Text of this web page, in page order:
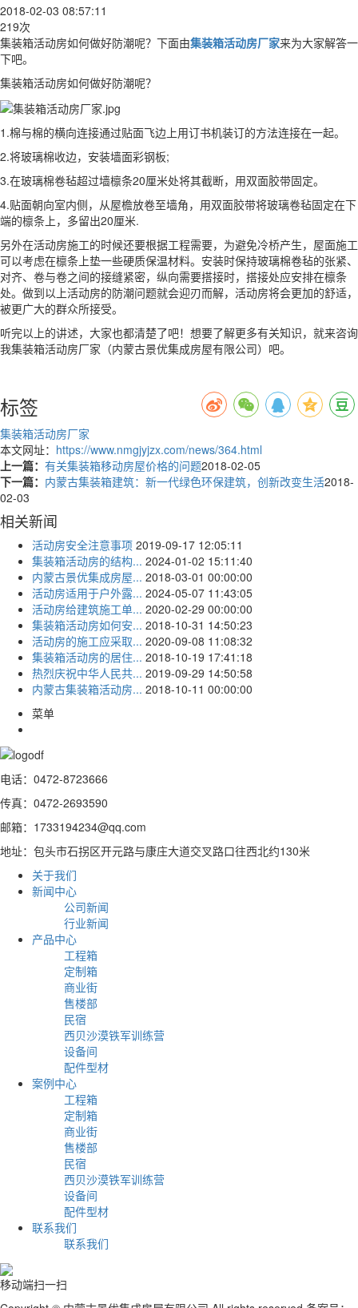
2018-02-03 08:57:11
219次
集装箱活动房如何做好防潮呢？下面由集装箱活动房厂家来为大家解答一
下吧。
集装箱活动房如何做好防潮呢？
1.棉与棉的横向连接通过贴面飞边上用订书机装订的方法连接在一起。
2.将玻璃棉收边，安装墙面彩钢板;
3.在玻璃棉卷毡超过墙檩条20厘米处将其截断，用双面胶带固定。
4.贴面朝向室内侧，从屋檐放卷至墙角，用双面胶带将玻璃卷毡固定在下
端的檩条上，多留出20厘米.
另外在活动房施工的时候还要根据工程需要，为避免冷桥产生，屋面施工
可以考虑在檩条上垫一些硬质保温材料。安装时保持玻璃棉卷毡的张紧、
对齐、卷与卷之间的接缝紧密，纵向需要搭接时，搭接处应安排在檩条
处。做到以上活动房的防潮问题就会迎刃而解，活动房将会更加的舒适，
被更广大的群众所接受。
听完以上的讲述，大家也都清楚了吧！想要了解更多有关知识，就来咨询
我集装箱活动房厂家（内蒙古景优集成房屋有限公司）吧。
标签
集装箱活动房厂家
本文网址： https://www.nmgjyjzx.com/news/364.html
上一篇： 有关集装箱移动房屋价格的问题2018-02-05
下一篇： 内蒙古集装箱建筑：新一代绿色环保建筑，创新改变生活2018-
02-03
相关新闻
活动房安全注意事项 2019-09-17 12:05:11
集装箱活动房的结构... 2024-01-02 15:11:40
内蒙古景优集成房屋... 2018-03-01 00:00:00
活动房适用于户外露... 2024-05-07 11:43:05
活动房给建筑施工单... 2020-02-29 00:00:00
集装箱活动房如何安... 2018-10-31 14:50:23
活动房的施工应采取... 2020-09-08 11:08:32
集装箱活动房的居住... 2018-10-19 17:41:18
热烈庆祝中华人民共... 2019-09-29 14:50:58
内蒙古集装箱活动房... 2018-10-11 00:00:00
菜单
电话：0472-8723666
传真：0472-2693590
邮箱：1733194234@qq.com
地址：包头市石拐区开元路与康庄大道交叉路口往西北约130米
关于我们
新闻中心
公司新闻
行业新闻
产品中心
工程箱
定制箱
商业街
售楼部
民宿
西贝沙漠铁军训练营
设备间
配件型材
案例中心
工程箱
定制箱
商业街
售楼部
民宿
西贝沙漠铁军训练营
设备间
配件型材
联系我们
联系我们
移动端扫一扫